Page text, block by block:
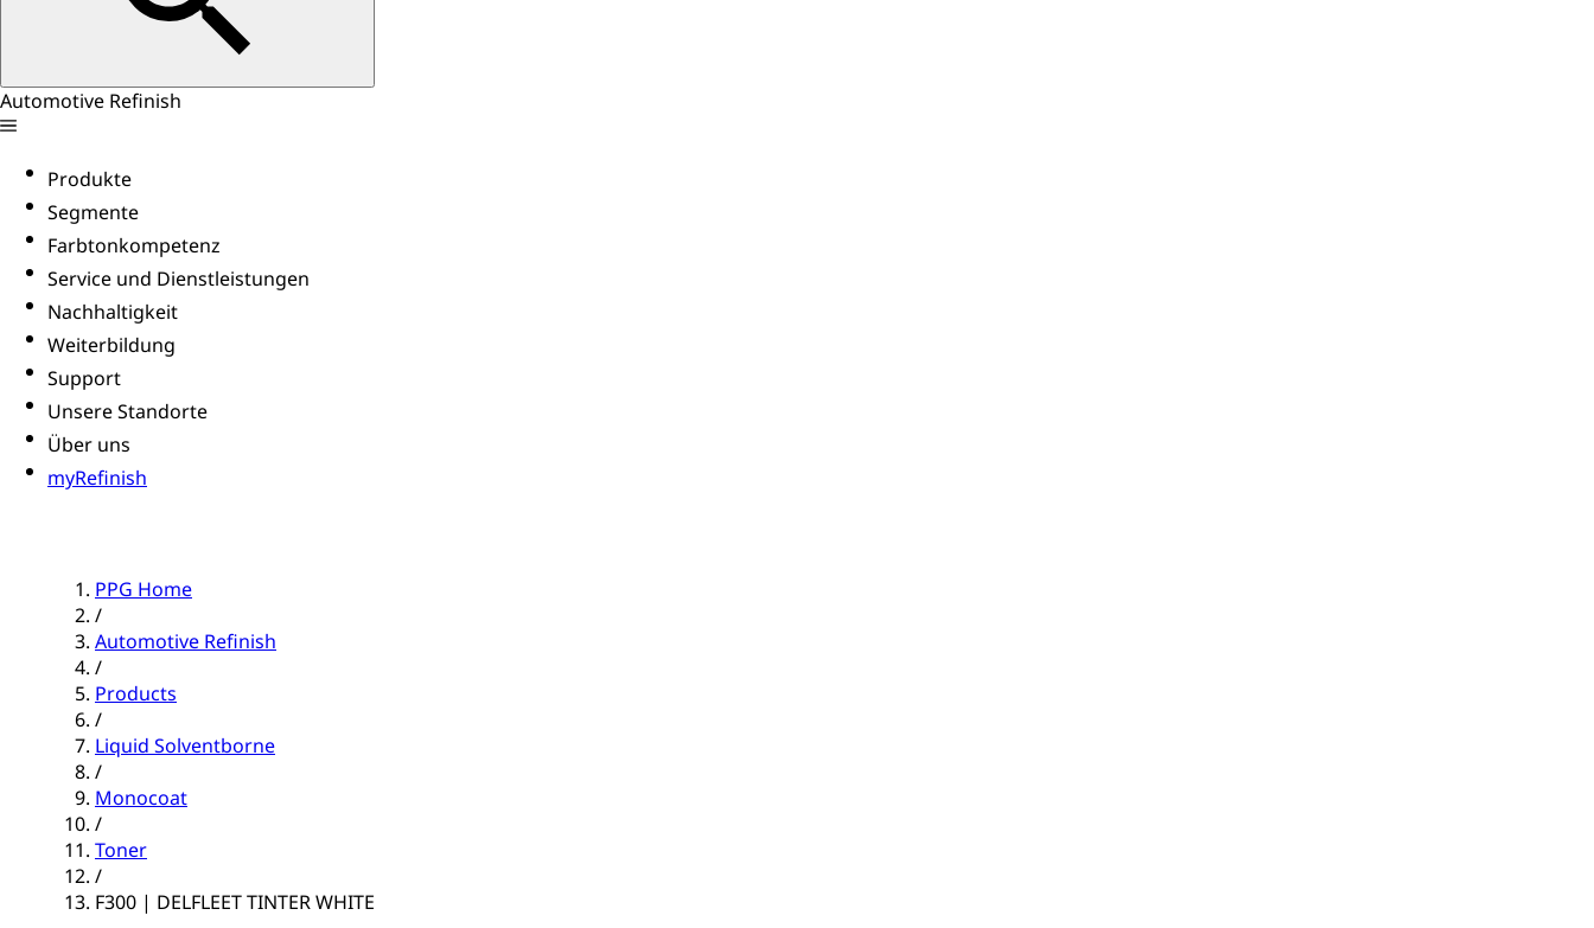
Automotive Refinish
Produkte
Segmente
Farbtonkompetenz
Service und Dienstleistungen
Nachhaltigkeit
Weiterbildung
Support
Unsere Standorte
Über uns
myRefinish
PPG Home
/
Automotive Refinish
/
Products
/
Liquid Solventborne
/
Monocoat
/
Toner
/
F300 | DELFLEET TINTER WHITE